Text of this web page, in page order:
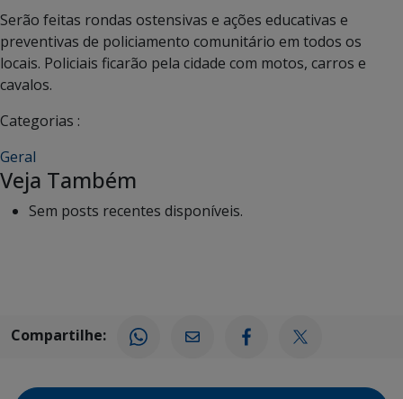
Serão feitas rondas ostensivas e ações educativas e
preventivas de policiamento comunitário em todos os
locais. Policiais ficarão pela cidade com motos, carros e
cavalos.
Categorias :
Geral
Veja Também
Sem posts recentes disponíveis.
Compartilhe: